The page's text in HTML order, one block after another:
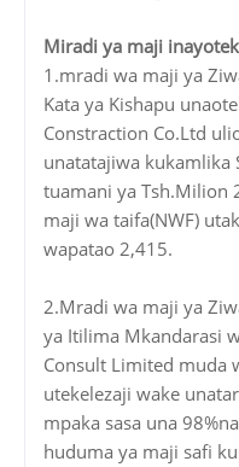
Miradi ya maji
1.mradi wa maji ya
Kata ya Kishapu
Constraction Co.Ltd
unatatajiwa kukamlika
tuamani ya Tsh.Milion
maji wa taifa(NWF)
wapatao 2,415.
2.Mradi wa maji ya
ya Itilima Mkandarasi
Consult Limited muda
utekelezaji wake
mpaka sasa una
huduma ya maji safi